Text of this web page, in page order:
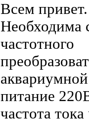
Всем привет.
Необходима
частотного
питание
частота